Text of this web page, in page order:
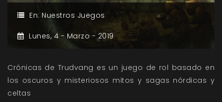
En: Nuestros Juegos
Lunes, 4 - Marzo -2019
Crónicas de Trudvang es un juego de rol basado en
los oscuros y misteriosos mitos y sagas nórdicas y
celtas